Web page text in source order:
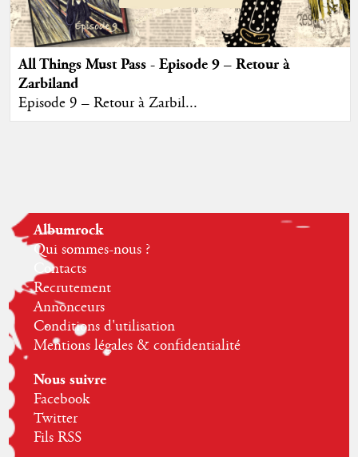
All Things Must Pass - Episode 9 – Retour à
Zarbiland
Episode 9 – Retour à Zarbil...
Albumrock
Qui sommes-nous ?
Contacts
Recrutement
Annonceurs
Conditions d'utilisation
Mentions légales & confidentialité
Nous suivre
Facebook
Twitter
Fils RSS